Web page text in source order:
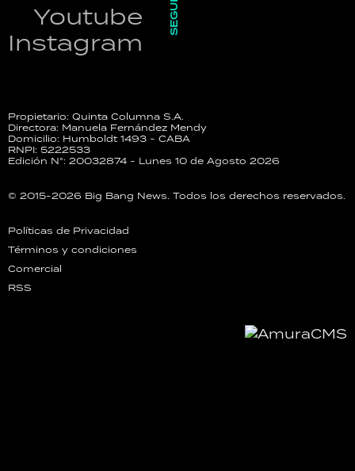
Youtube
Instagram
Propietario: Quinta Columna S.A.
Directora: Manuela Fernández Mendy
Domicilio: Humboldt 1493 - CABA
RNPI: 5222533
Edición N°: 20032874 - Lunes 10 de Agosto 2026
© 2015-2026 Big Bang News. Todos los derechos reservados.
Políticas de Privacidad
Términos y condiciones
Comercial
RSS